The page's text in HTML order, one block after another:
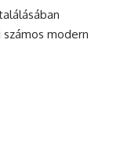
modern